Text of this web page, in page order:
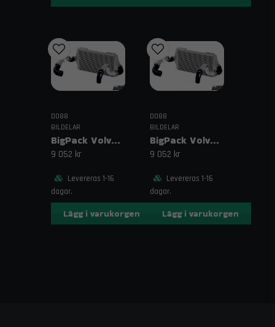
slangklämmepaket, slangklämmor W4, kit219
slangklämmor, rostfri slangklämma, monteringskit
slangar
DO88
BILDELAR
BigPack Volvo 740/940 Turbo (92–98) Svart – 63 mm spjällhus
9 052 kr
Levereras 1-16
dagar.
Lägg i varukorgen
DO88
BILDELAR
BigPack Volvo 740/940 Turbo (92–98) Svart – 76 mm spjällhus
9 052 kr
Levereras 1-16
dagar.
Lägg i varukorgen